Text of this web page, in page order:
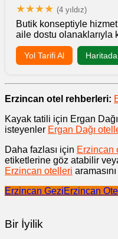
★★★★ (4 yıldız)
Butik konseptiyle hizmet
aile dostu olanaklarıyla
Yol Tarifi Al
Erzincan otel rehberleri:
Kayak tatili için Ergan
isteyenler Ergan Dağı
Daha fazlası için Erzincan
etiketlerine göz atabilir
Erzincan otelleri
Erzincan GeziErzincan
Bir İyilik